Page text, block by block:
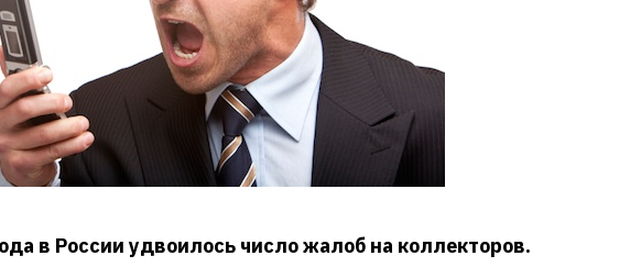
в России удвоилось число жалоб на коллекторов.